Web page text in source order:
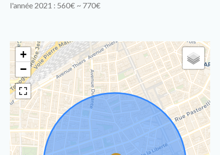
l'année 2021 : 560€ ~ 770€
+
−